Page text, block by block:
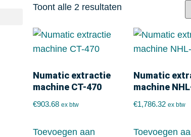
Toont alle 2 resultaten
Numatic extractie
machine CT-470
€903.68 ex btw
Toevoegen aan
Numatic
machine
€1,786.32 ex btw
Toevoegen